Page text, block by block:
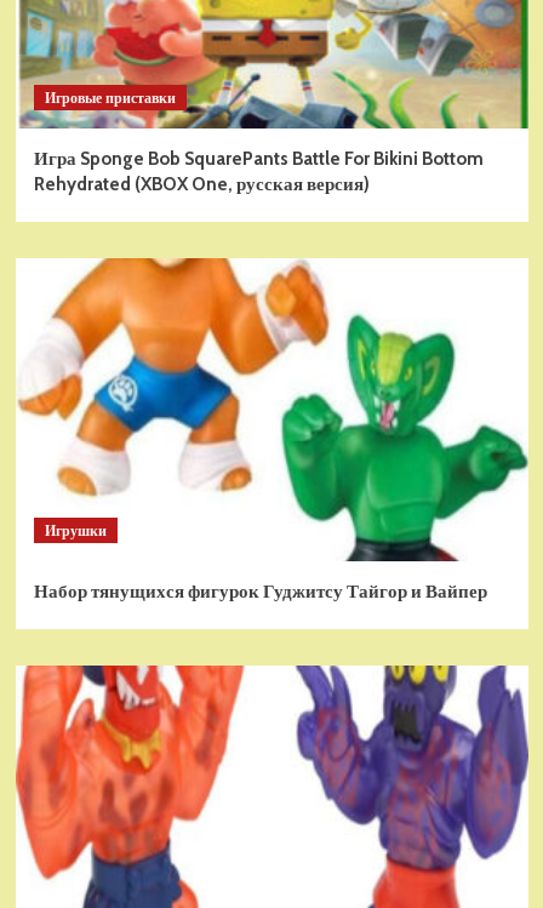
Игровые приставки
Игра Sponge Bob SquarePants Battle For Bikini Bottom
Rehydrated (XBOX One, русская версия)
Игрушки
Набор тянущихся фигурок Гуджитсу Тайгор и Вайпер